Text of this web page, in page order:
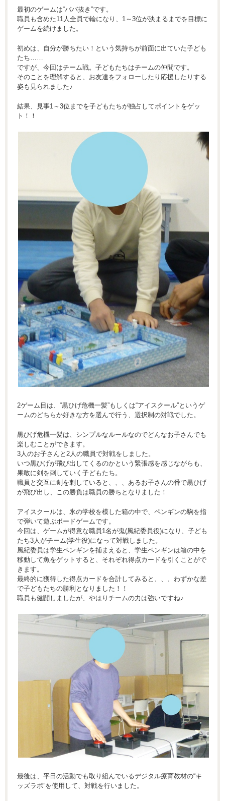
最初のゲームは“ババ抜き”です。
職員も含めた11人全員で輪になり、1～3位が決まるまでを目標に
ゲームを続けました。
初めは、自分が勝ちたい！という気持ちが前面に出ていた子ども
たち……
ですが、今回はチーム戦。子どもたちはチームの仲間です。
そのことを理解すると、お友達をフォローしたり応援したりする
姿も見られました♪
結果、見事1～3位までを子どもたちが独占してポイントをゲッ
ト！！
2ゲーム目は、“黒ひげ危機一髪”もしくは“アイスクール”というゲ
ームのどちらか好きな方を選んで行う、選択制の対戦でした。
黒ひげ危機一髪は、シンプルなルールなのでどんなお子さんでも
楽しむことができます。
3人のお子さんと2人の職員で対戦をしました。
いつ黒ひげが飛び出してくるのかという緊張感を感じながらも、
果敢に剣を刺していく子どもたち。
職員と交互に剣を刺していると、、、あるお子さんの番で黒ひげ
が飛び出し、この勝負は職員の勝ちとなりました！
アイスクールは、氷の学校を模した箱の中で、ペンギンの駒を指
で弾いて遊ぶボードゲームです。
今回は、ゲームが得意な職員1名が鬼(風紀委員役)になり、子ども
たち3人がチーム(学生役)になって対戦しました。
風紀委員は学生ペンギンを捕まえると、学生ペンギンは箱の中を
移動して魚をゲットすると、それぞれ得点カードを引くことがで
きます。
最終的に獲得した得点カードを合計してみると、、、わずかな差
で子どもたちの勝利となりました！！
職員も健闘しましたが、やはりチームの力は強いですね♪
最後は、平日の活動でも取り組んでいるデジタル療育教材の“キ
ッズラボ”を使用して、対戦を行いました。